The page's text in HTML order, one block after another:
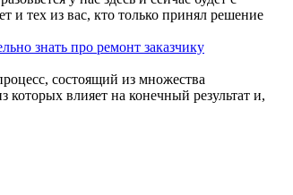
и тех из вас, кто только принял решение
знать про ремонт заказчику
состоящий из множества
которых влияет на конечный результат и,